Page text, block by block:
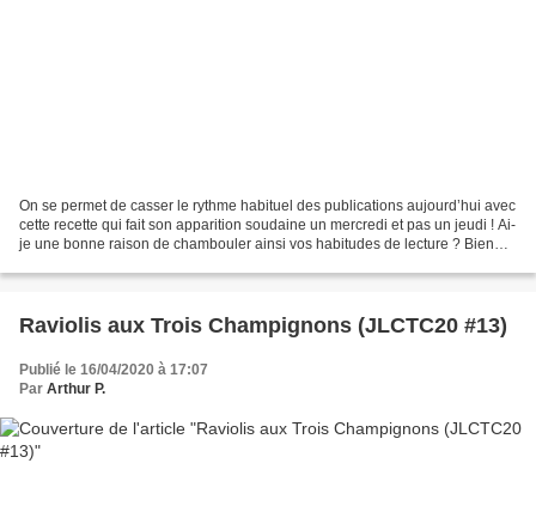
On se permet de casser le rythme habituel des publications aujourd’hui avec
cette recette qui fait son apparition soudaine un mercredi et pas un jeudi ! Ai-
je une bonne raison de chambouler ainsi vos habitudes de lecture ? Bien
Raviolis aux Trois Champignons (JLCTC20 #13)
Publié le 16/04/2020 à 17:07
Par Arthur P.